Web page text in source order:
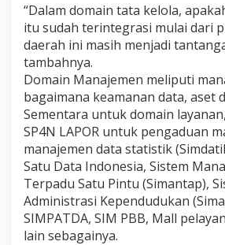
“Dalam domain tata kelola,
itu sudah terintegrasi mulai dari
daerah ini masih menjadi
tambahnya.
Domain Manajemen meliputi
bagaimana keamanan data, aset
Sementara untuk domain
SP4N LAPOR untuk pengaduan
manajemen data statistik
Satu Data Indonesia, Sistem
Terpadu Satu Pintu (Simantap),
Administrasi Kependudukan
SIMPATDA, SIM PBB, Mall
lain sebagainya.